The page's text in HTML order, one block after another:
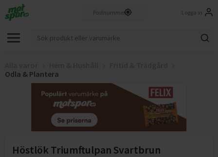
Logga in
Odla & Plantera
Höstlök Triumftulpan Svartbrun